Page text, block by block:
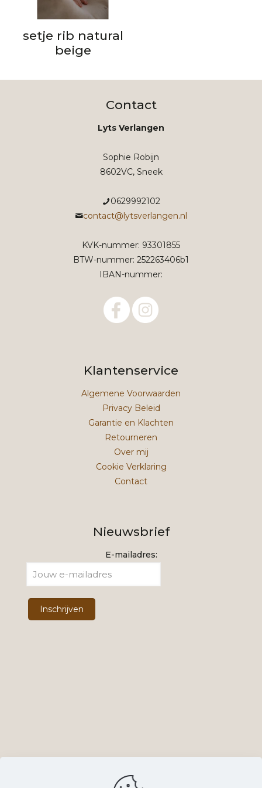
setje rib natural
beige
Contact
Lyts Verlangen
Sophie Robijn
8602VC, Sneek
0629992102
contact@lytsverlangen.nl
KVK-nummer: 93301855
BTW-nummer: 252263406b1
IBAN-nummer:
Klantenservice
Algemene Voorwaarden
Privacy Beleid
Garantie en Klachten
Retourneren
Over mij
Cookie Verklaring
Contact
Nieuwsbrief
E-mailadres: